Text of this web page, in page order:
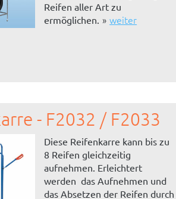
Reifen aller Art zu
ermöglichen.
weiter
- F2032 / F2033
Diese Reifenkarre kann bis zu
8 Reifen gleichzeitig
aufnehmen. Erleichtert
werden das Aufnehmen und
das Absetzen der Reifen durch